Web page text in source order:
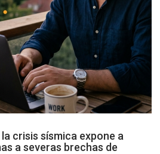
crisis sísmica expone a
a severas brechas de